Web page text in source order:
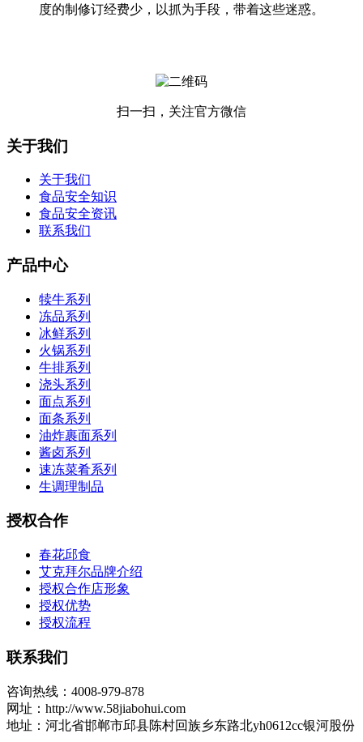
度的制修订经费少，以抓为手段，带着这些迷惑。
扫一扫，关注官方微信
关于我们
关于我们
食品安全知识
食品安全资讯
联系我们
产品中心
犊牛系列
冻品系列
冰鲜系列
火锅系列
牛排系列
浇头系列
面点系列
面条系列
油炸裹面系列
酱卤系列
速冻菜肴系列
生调理制品
授权合作
春花邱食
艾克拜尔品牌介绍
授权合作店形象
授权优势
授权流程
联系我们
咨询热线：4008-979-878
网址：http://www.58jiabohui.com
地址：河北省邯郸市邱县陈村回族乡东路北yh0612cc银河股份